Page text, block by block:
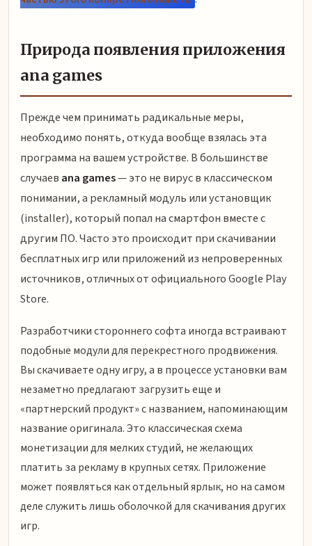
Природа появления приложения
ana games
Прежде чем принимать радикальные меры,
необходимо понять, откуда вообще взялась эта
программа на вашем устройстве. В большинстве
случаев ana games— это не вирус в классическом
понимании, а рекламный модуль или установщик
(installer), который попал на смартфон вместе с
другим ПО. Часто это происходит при скачивании
бесплатных игр или приложений из непроверенных
источников, отличных от официального Google Play
Store.
Разработчики стороннего софта иногда встраивают
подобные модули для перекрестного продвижения.
Вы скачиваете одну игру, а в процессе установки вам
незаметно предлагают загрузить еще и
«партнерский продукт» с названием, напоминающим
название оригинала. Это классическая схема
монетизации для мелких студий, не желающих
платить за рекламу в крупных сетях. Приложение
может появляться как отдельный ярлык, но на самом
деле служить лишь оболочкой для скачивания других
игр.